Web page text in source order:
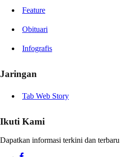
Feature
Obituari
Infografis
Jaringan
Tab Web Story
Ikuti Kami
Dapatkan informasi terkini dan